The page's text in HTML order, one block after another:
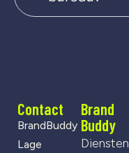
Contact
BrandBuddy
Lage
Brand
Buddy
Diensten